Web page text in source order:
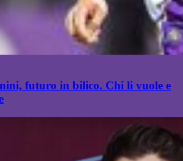
futuro in bilico. Chi li vuole e